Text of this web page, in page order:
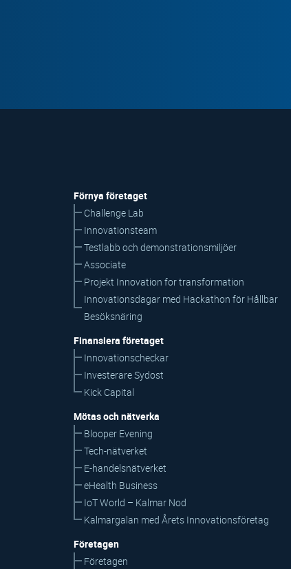
Förnya företaget
Challenge Lab
Innovationsteam
Testlabb och demonstrationsmiljöer
Associate
Projekt Innovation for transformation
Innovationsdagar med Hackathon för Hållbar
Besöksnäring
Finansiera företaget
Innovationscheckar
Investerare Sydost
Kick Capital
Mötas och nätverka
Blooper Evening
Tech-nätverket
E-handelsnätverket
eHealth Business
IoT World – Kalmar Nod
Kalmargalan med Årets Innovationsföretag
Företagen
Företagen